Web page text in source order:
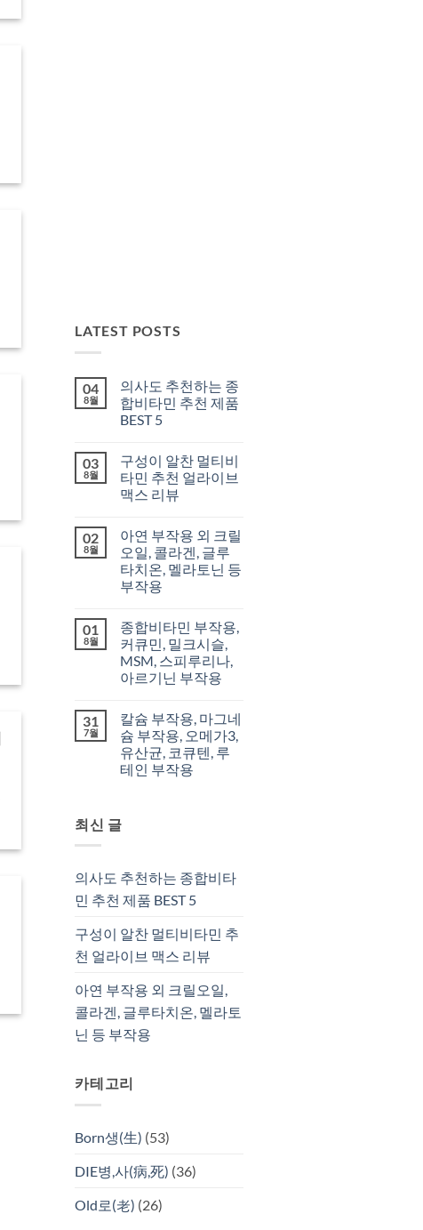
LATEST POSTS
04
8월
의사도 추천하는 종
합비타민 추천 제품
BEST 5
03
8월
구성이 알찬 멀티비
타민 추천 얼라이브
맥스 리뷰
02
8월
아연 부작용 외 크릴
오일, 콜라겐, 글루
타치온, 멜라토닌 등
부작용
01
8월
종합비타민 부작용,
커큐민, 밀크시슬,
MSM, 스피루리나,
아르기닌 부작용
31
7월
칼슘 부작용, 마그네
슘 부작용, 오메가3,
유산균, 코큐텐, 루
테인 부작용
최신 글
의사도 추천하는 종합비타
민 추천 제품 BEST 5
구성이 알찬 멀티비타민 추
천 얼라이브 맥스 리뷰
아연 부작용 외 크릴오일,
콜라겐, 글루타치온, 멜라토
닌 등 부작용
카테고리
Born생(生) (53)
DIE병,사(病,死) (36)
Old로(老) (26)